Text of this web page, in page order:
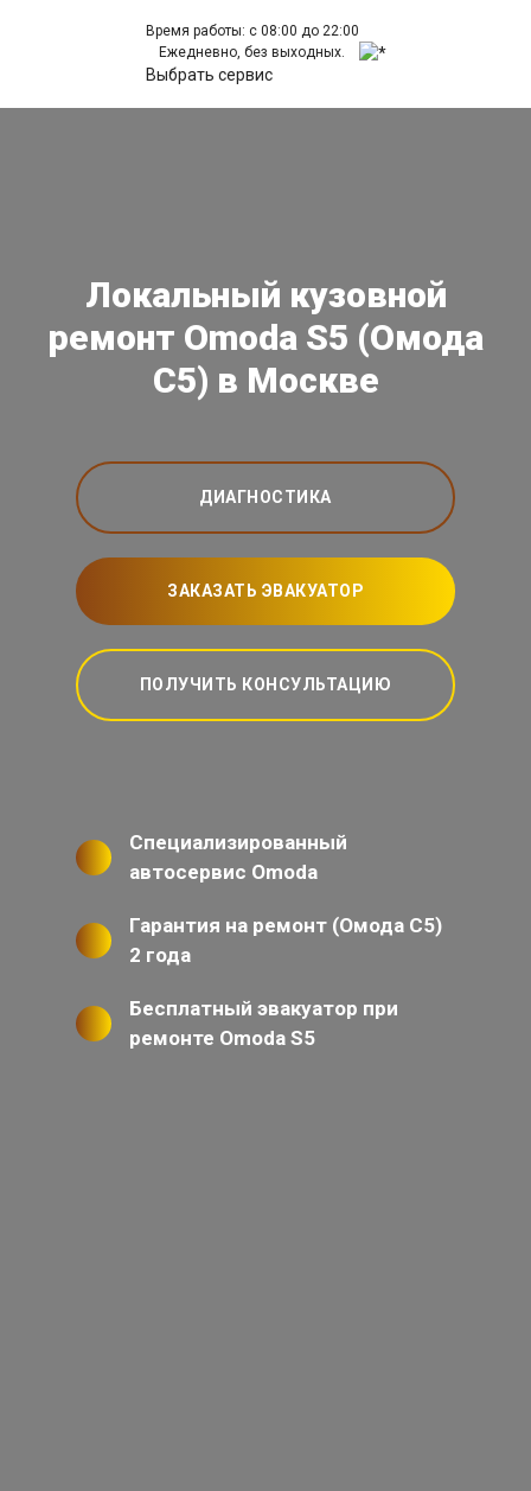
Время работы: с 08:00 до 22:00
Ежедневно, без выходных.
Выбрать сервис
Локальный кузовной
ремонт Omoda S5 (Омода
С5) в Москве
ДИАГНОСТИКА
ЗАКАЗАТЬ ЭВАКУАТОР
ПОЛУЧИТЬ КОНСУЛЬТАЦИЮ
Специализированный
автосервис Omoda
Гарантия на ремонт (Омода С5)
2 года
Бесплатный эвакуатор при
ремонте Omoda S5